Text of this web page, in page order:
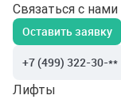
Связаться с нами
Оставить заявку
+7 (499) 322-30-**
Лифты